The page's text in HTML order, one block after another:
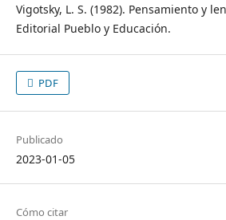
Vigotsky, L. S. (1982). Pensamiento y
Editorial Pueblo y Educación.
PDF
Publicado
2023-01-05
Cómo citar